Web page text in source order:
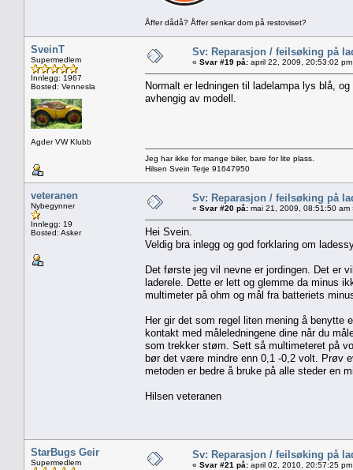
Åffer dådå? Åffer senkar dom på restoviset?
SveinT
Supermedlem
Innlegg: 1967
Bosted: Vennesla
Agder VW Klubb
Sv: Reparasjon / feilsøking på
« Svar #19 på: april 22, 2009, 20:53:02
Normalt er ledningen til ladelampa lys blå,
avhengig av modell.
Jeg har ikke for mange biler, bare for lite plass.
Hilsen Svein Terje 91647950
veteranen
Nybegynner
Innlegg: 19
Bosted: Asker
Sv: Reparasjon / feilsøking på
« Svar #20 på: mai 21, 2009, 08:51:50 am
Hei Svein.
Veldig bra inlegg og god forklaring om
Det første jeg vil nevne er jordingen. Det er
laderele. Dette er lett og glemme da minus
multimeter på ohm og mål fra batteriets
Her gir det som regel liten mening å benytte
kontakt med måleledningene dine når du
som trekker støm. Sett så multimeteret på
bør det være mindre enn 0,1 -0,2 volt. Prøv
metoden er bedre å bruke på alle steder en
Hilsen veteranen
StarBugs Geir
Supermedlem
Sv: Reparasjon / feilsøking på
« Svar #21 på: april 02, 2010, 20:57:25